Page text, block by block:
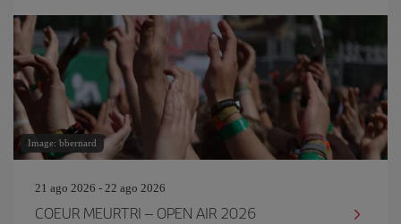
Image: bbernard
21 ago 2026 - 22 ago 2026
COEUR MEURTRI – OPEN AIR 2026